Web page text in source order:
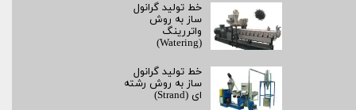
خط تولید گرانول
ساز به روش
واتررینگ
(Watering)
خط تولید گرانول
ساز به روش رشته‌
ای (Strand)